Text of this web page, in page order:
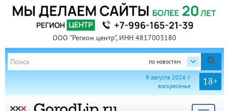
ООО "Регион центр", ИНН 4817003180
по новостям
18+
9 августа 2026 г.
воскресенье